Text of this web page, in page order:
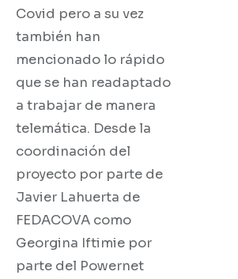
Covid pero a su vez
también han
mencionado lo rápido
que se han readaptado
a trabajar de manera
telemática. Desde la
coordinación del
proyecto por parte de
Javier Lahuerta de
FEDACOVA como
Georgina Iftimie por
parte del Powernet